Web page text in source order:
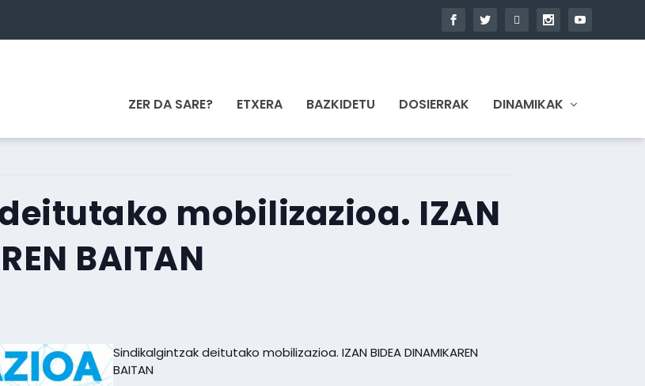
ZER DA SARE? ETXERA BAZKIDETU DOSIERRAK
DINAMIKAK
mobilizazioa. IZAN
BAITAN
Sindikalgintzak deitutako mobilizazioa. IZAN BIDEA DINAMIKAREN
BAITAN